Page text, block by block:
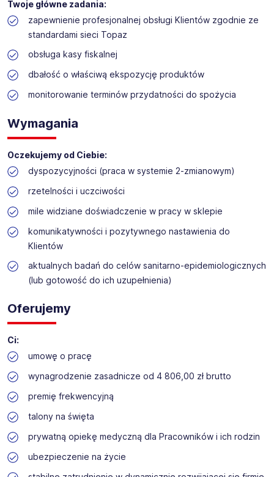
trzydzieści placówek
franczyzowych) w czterech województwach wschodniej,
a także centralnej Polski. Nasza marka stale się rozwija i
chociaż najważniejszym trzonem działalności TOPAZ są
sklepy spożywcze, rozwijamy również własne stacje
restauracyjny BROFAKTURA, galerie handlowe, inwestycje
deweloperskie. Dysponujemy również Zakładem rozbioru
drobiu, ciastkarnią NATALIA I SZYMON oraz Piekarnią
Misją naszej firmy jest być bliżej naszych Klientów -
oferując Im dobrą cenę, jakość i wygodę zakupów.
Aktualnie do swojego
Domanicach - poszukujemy
pracowników na stanowisko - Kasjer-
sprzedawca / Kasjerka-
sprzedawczyni
Twoje główne zadania:
zapewnienie profesjonalnej obsługi Klientów zgodnie ze
standardami sieci Topaz
obsługa kasy fiskalnej
dbałość o właściwą ekspozycję produktów
monitorowanie terminów przydatności do spożycia
Wymagania
Oczekujemy od Ciebie:
dyspozycyjności (praca w systemie 2-zmianowym)
rzetelności i uczciwości
mile widziane doświadczenie w pracy w sklepie
komunikatywności i pozytywnego nastawienia do
Klientów
aktualnych badań do celów sanitarno-epidemiologicznych
(lub gotowość do ich uzupełnienia)
Oferujemy
Ci:
umowę o pracę
wynagrodzenie zasadnicze od 4 806,00 zł brutto
premię frekwencyjną
talony na święta
prywatną opiekę medyczną dla Pracowników i ich rodzin
ubezpieczenie na życie